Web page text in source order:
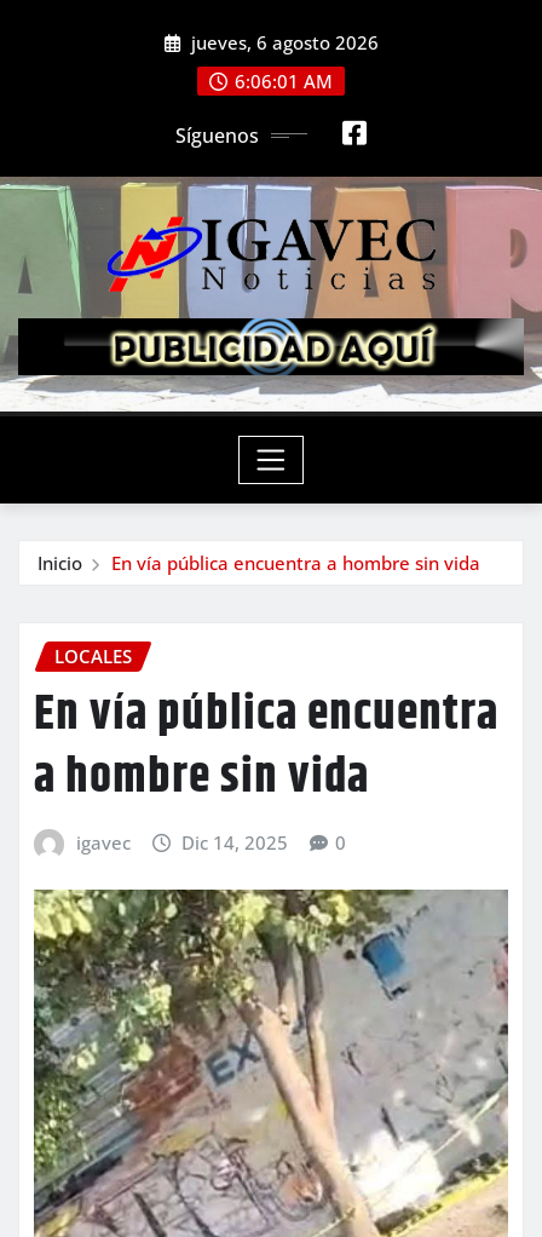
jueves, 6 agosto 2026
6:06:03 AM
Síguenos
Inicio En vía pública encuentra a hombre sin vida
LOCALES
En vía pública encuentra
a hombre sin vida
igavec Dic 14, 2025 0